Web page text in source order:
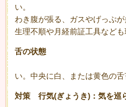
い。 ほかに、
わき腹が張る、ガスやげっぷが
生理不順や月経前証工具なども
舌の状態
舌の両
い。中央に白、または黄色の舌
対策 行気(ぎょうき)